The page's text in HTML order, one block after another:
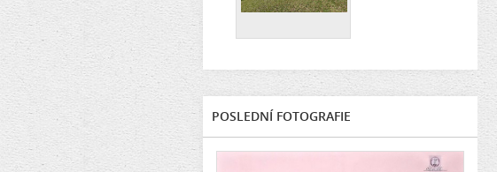
POSLEDNÍ FOTOGRAFIE